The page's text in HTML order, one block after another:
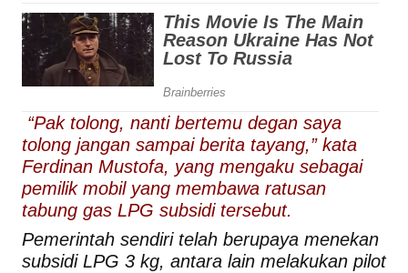
“Pak tolong, nanti bertemu degan saya
tolong jangan sampai berita tayang,” kata
Ferdinan Mustofa, yang mengaku sebagai
pemilik mobil yang membawa ratusan
tabung gas LPG subsidi tersebut.
Pemerintah sendiri telah berupaya menekan
subsidi LPG 3 kg, antara lain melakukan pilot